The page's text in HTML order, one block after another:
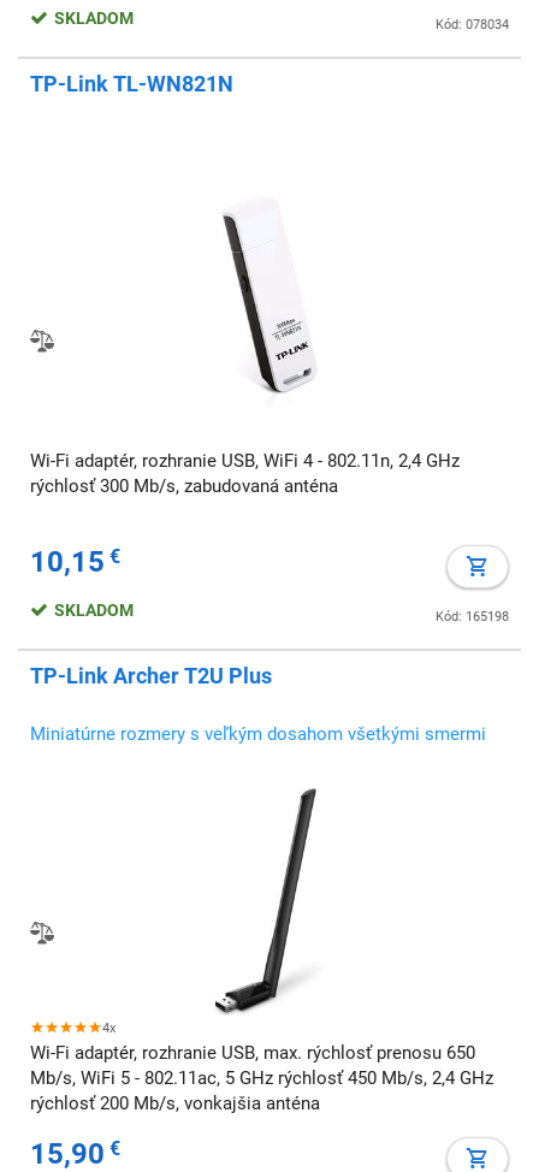
Kód: 078034
SKLADOM
TP-Link TL-WN821N
Wi-Fi adaptér, rozhranie USB, WiFi 4 - 802.11n, 2,4 GHz
rýchlosť 300 Mb/s, zabudovaná anténa
10,15 €
Kód: 165198
SKLADOM
TP-Link Archer T2U Plus
Miniatúrne rozmery s veľkým dosahom všetkými smermi
4x
Wi-Fi adaptér, rozhranie USB, max. rýchlosť prenosu 650
Mb/s, WiFi 5 - 802.11ac, 5 GHz rýchlosť 450 Mb/s, 2,4 GHz
rýchlosť 200 Mb/s, vonkajšia anténa
15,90 €